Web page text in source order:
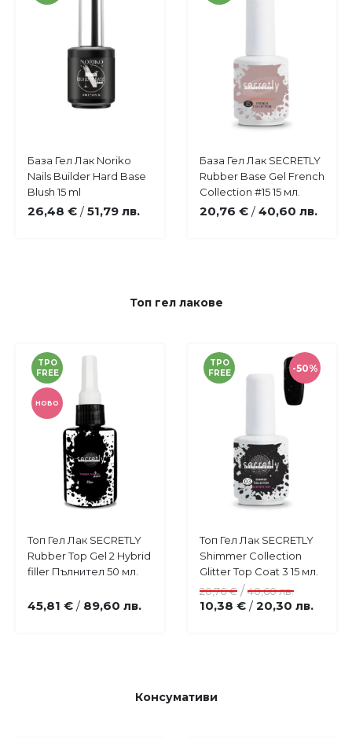
Добави
в
Купи
База Гел Лак Noriko
Nails Builder Hard Base
Blush 15 ml
26,48 € / 51,79 лв.
Добави
в
любими
Купи
База Гел Лак SECRETLY
Rubber Base Gel French
Collection #15 15 мл.
20,76 € / 40,60 лв.
Топ гел лакове
TPO
FREE
НОВО
Добави
в
любими
Купи
Топ Гел Лак SECRETLY
Rubber Top Gel 2 Hybrid
filler Пълнител 50 мл.
45,81 € / 89,60 лв.
-50%
TPO
FREE
Добави
в
любими
Купи
Топ Гел Лак SECRETLY
Shimmer Collection
Glitter Top Coat 3 15 мл.
10,38 € / 20,30 лв.
20,76 € /40,60 лв.
Консумативи